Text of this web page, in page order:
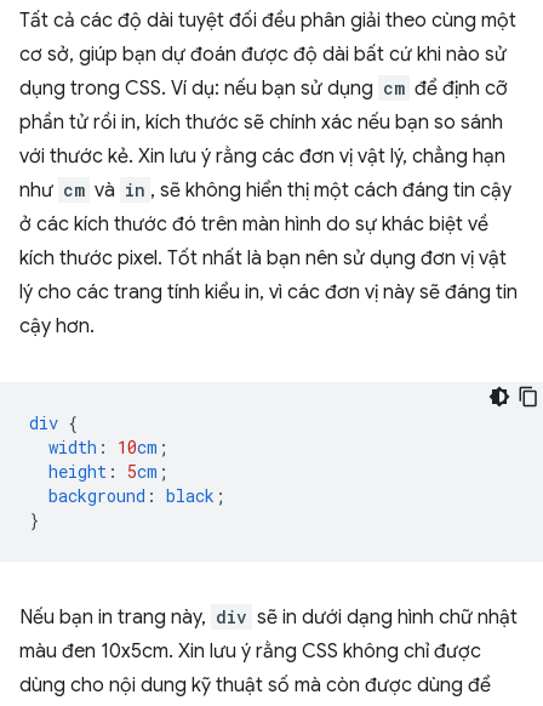
Tất cả các độ dài tuyệt đối đều phân giải theo cùng một
cơ sở, giúp bạn dự đoán được độ dài bất cứ khi nào sử
dụng trong CSS. Ví dụ: nếu bạn sử dụng cm để định cỡ
phần tử rồi in, kích thước sẽ chính xác nếu bạn so sánh
với thước kẻ. Xin lưu ý rằng các đơn vị vật lý, chẳng hạn
như cm và in , sẽ không hiển thị một cách đáng tin cậy
ở các kích thước đó trên màn hình do sự khác biệt về
kích thước pixel. Tốt nhất là bạn nên sử dụng đơn vị vật
lý cho các trang tính kiểu in, vì các đơn vị này sẽ đáng tin
cậy hơn.
div {
width : 10cm ;
height : 5cm ;
background : black ;
}
Nếu bạn in trang này, div sẽ in dưới dạng hình chữ nhật
màu đen 10x5cm. Xin lưu ý rằng CSS không chỉ được
dùng cho nội dung kỹ thuật số mà còn được dùng để